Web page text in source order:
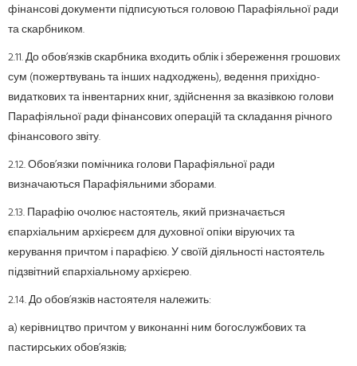
фінансові документи підписуються головою Парафіяльної ради
та скарбником.
2.11. До обов’язків скарбника входить облік і збереження грошових
сум (пожертвувань та інших надходжень), ведення прихідно-
видаткових та інвентарних книг, здійснення за вказівкою голови
Парафіяльної ради фінансових операцій та складання річного
фінансового звіту.
2.12. Обов’язки помічника голови Парафіяльної ради
визначаються Парафіяльними зборами.
2.13. Парафію очолює настоятель, який призначається
єпархіальним архієреєм для духовної опіки віруючих та
керування причтом і парафією. У своїй діяльності настоятель
підзвітний єпархіальному архієрею.
2.14. До обов’язків настоятеля належить:
а) керівництво причтом у виконанні ним богослужбових та
пастирських обов’язків;